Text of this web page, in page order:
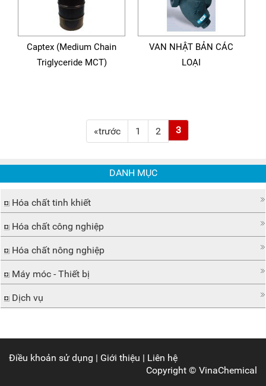
Captex (Medium Chain
Triglyceride MCT)
VAN NHẬT BẢN CÁC
LOẠI
«trước 1 2 3
DANH MỤC
Hóa chất tinh khiết
Hóa chất công nghiệp
Hóa chất nông nghiệp
Máy móc - Thiết bị
Dịch vụ
Điều khoản sử dụng | Giới thiệu | Liên hệ
Copyright © VinaChemical